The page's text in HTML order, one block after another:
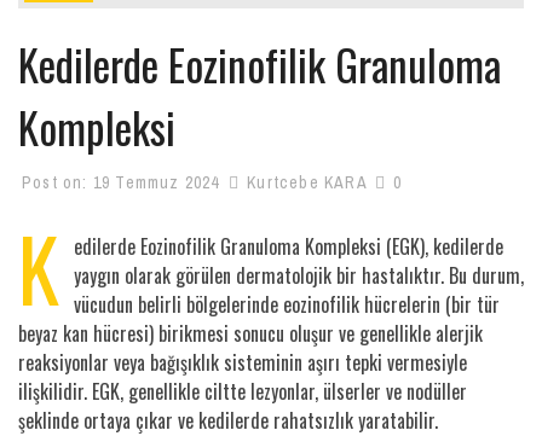
Kedilerde Eozinofilik Granuloma
Kompleksi
Post on: 19 Temmuz 2024 Kurtcebe KARA 0
K edilerde Eozinofilik Granuloma Kompleksi (EGK), kedilerde
yaygın olarak görülen dermatolojik bir hastalıktır. Bu durum,
vücudun belirli bölgelerinde eozinofilik hücrelerin (bir tür
beyaz kan hücresi) birikmesi sonucu oluşur ve genellikle alerjik
reaksiyonlar veya bağışıklık sisteminin aşırı tepki vermesiyle
ilişkilidir. EGK, genellikle ciltte lezyonlar, ülserler ve nodüller
şeklinde ortaya çıkar ve kedilerde rahatsızlık yaratabilir.